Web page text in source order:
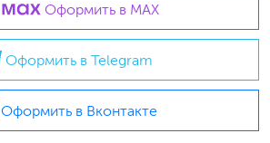
Оформить в MAX
Оформить в Telegram
Оформить в Вконтакте